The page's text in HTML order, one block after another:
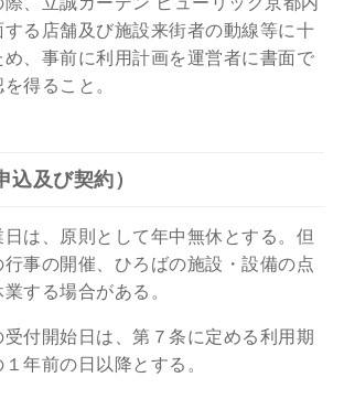
る店舗及び施設来街者の動線等に十
、事前に利用計画を運営者に書面で
得ること。
込及び契約）
日は、原則として年中無休とする。但
行事の開催、ひろばの施設・設備の点
する場合がある。
付開始日は、第７条に定める利用期
年前の日以降とする。